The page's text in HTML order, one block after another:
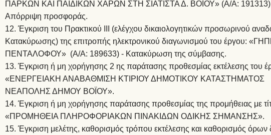
ΠΑΡΚΩΝ ΚΑΙ ΠΑΙΔΙΚΩΝ ΧΑΡΩΝ ΣΤΗ ΣΙΑΤΙΣΤΑ Δ. ΒΟΪΟΥ» (Α/Α:
Απόρριψη προσφοράς.
12. Έγκριση του Πρακτικού ΙIΙ (ελέγχου δικαιολογητικών προσωρινού
Κατακύρωσης) της επιτροπής ηλεκτρονικού διαγωνισμού του έργου:
ΠΕΝΤΑΛΟΦΟΥ» (Α/Α: 189633) - Κατακύρωση της σύμβασης.
13. Έγκριση ή μη χορήγησης 2 ης παράτασης προθεσμίας εκτέλεσης του
«ΕΝΕΡΓΕΙΑΚΗ ΑΝΑΒΑΘΜΙΣΗ ΚΤΙΡΙΟΥ ΔΗΜΟΤΙΚΟΥ ΚΑΤΑΣΤΗΜΑΤΟΣ
ΝΕΑΠΟΛΗΣ ΔΗΜΟΥ ΒΟΪΟΥ».
14. Έγκριση ή μη χορήγησης παράτασης προθεσμίας της προμήθειας με
«ΠΡΟΜΗΘΕΙΑ ΠΛΗΡΟΦΟΡΙΑΚΩΝ ΠΙΝΑΚΙΔΩΝ ΟΔΙΚΗΣ ΣΗΜΑΝΣΗΣ».
15. Έγκριση μελέτης, καθορισμός τρόπου εκτέλεσης και καθορισμός όρων